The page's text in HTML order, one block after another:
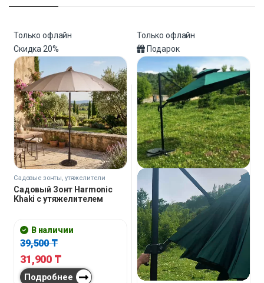
Только офлайн
Скидка 20%
Садовые зонты, утяжелители
Садовый Зонт Harmonic
Khaki с утяжелителем
В наличии
39,500₸
31,900 ₸
Подробнее
Только офлайн
Подарок